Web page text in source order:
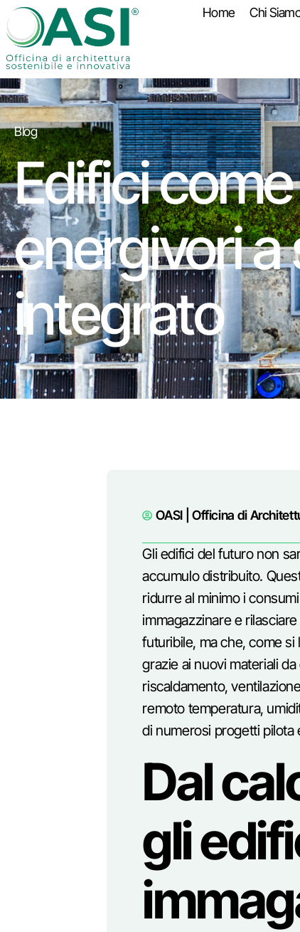
Home Chi
Blog
Edifici
energivori
integrato
OASI | Officina di
Gli edifici del futuro non
accumulo distribuito.
ridurre al minimo i
immagazzinare e
futuribile, ma che, come
grazie ai nuovi materiali
riscaldamento,
remoto temperatura,
di numerosi progetti
Dal
gli